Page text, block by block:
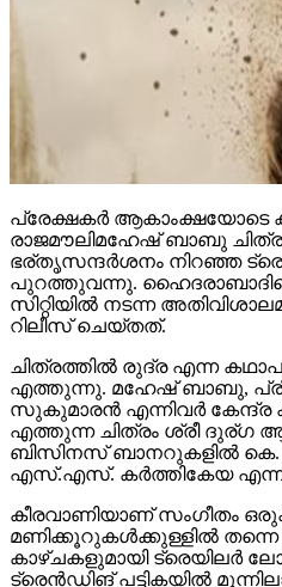
പ്രേക്ഷകര്‍
ഭര്തൃസന്ദര്‍ശനം നിറഞ്ഞ
പുറത്തുവന്നു. ഹൈദരാബാദിലെ
സിറ്റിയില്‍ നടന്ന
റിലീസ് ചെയ്തത്.
ചിത്രത്തില്‍ രുദ്ര എന്ന
സുകുമാരന്‍ എന്നിവര്‍ കേന്ദ്ര
എത്തുന്ന ചിത്രം ശ്രീ ദുര്ഗ
ബിസിനസ് ബാനറുകളില്‍
എസ്.എസ്. കര്‍ത്തികേയ
കീരവാണിയാണ് സംഗീതം
മണിക്കൂറുകള്‍ക്കുള്ളില്‍ തന്നെ
കാഴ്ചകളുമായി ട്രെയിലര്‍
ട്രെന്‍ഡിങ് പട്ടികയില്‍
വലുപ്പത്തിലുള്ള പ്രത്യേക
മുന്നില്‍ ട്രെയിലര്‍